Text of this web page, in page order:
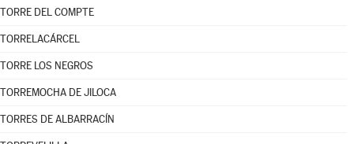
TORRE DEL COMPTE
TORRELACÁRCEL
TORRE LOS NEGROS
TORREMOCHA DE JILOCA
TORRES DE ALBARRACÍN